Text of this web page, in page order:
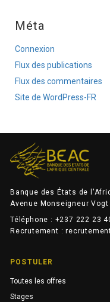
Méta
Connexion
Flux des publications
Flux des commentaires
Site de WordPress-FR
Banque des États de
Avenue Monseigneur
Téléphone : +237 222 23
Recrutement :
POSTULER
Toutes les offres
Stages